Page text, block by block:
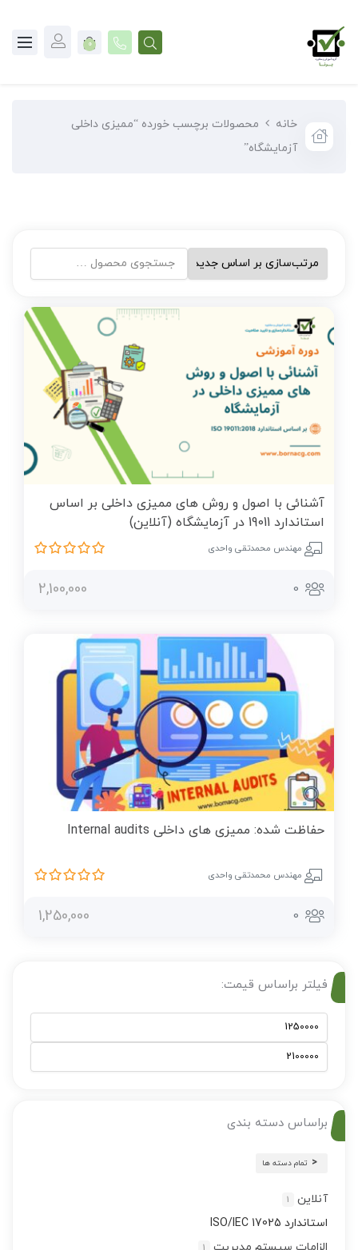
0
خانه
محصولات برچسب خورده “ممیزی داخلی
آزمایشگاه”
آشنائی با اصول و روش های ممیزی داخلی بر اساس
استاندارد 19011 در آزمایشگاه (آنلاین)
مهندس محمدتقی واحدی
0
2,100,000
حفاظت شده: ممیزی های داخلی Internal audits
مهندس محمدتقی واحدی
0
1,250,000
فیلتر براساس قیمت:
براساس دسته بندی
تمام دسته ها
آنلاین 1
استاندارد ISO/IEC 17025